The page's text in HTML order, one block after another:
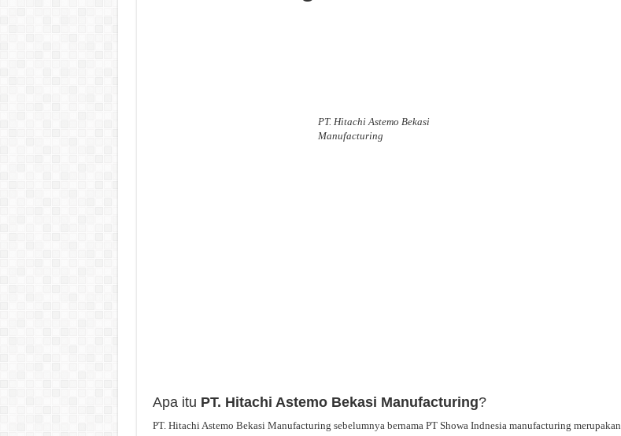
PT. Hitachi Astemo Bekasi
Manufacturing
Apa itu PT. Hitachi Astemo Bekasi Manufacturing?
PT. Hitachi Astemo Bekasi Manufacturing sebelumnya bernama PT Showa Indnesia manufacturing merupakan